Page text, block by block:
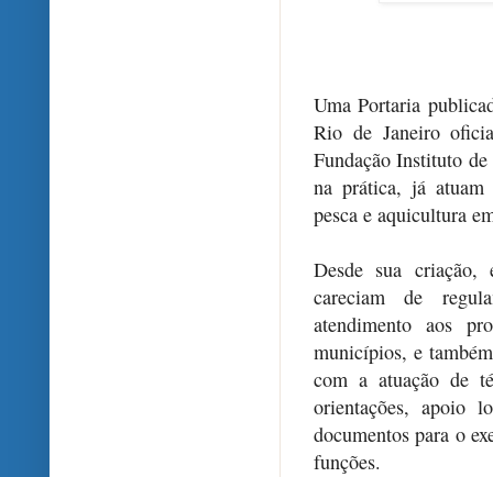
Uma Portaria
Rio de Janeiro
Fundação Instituto
na prática, já atuam
pesca e aquicultura
Desde sua
careciam de
atendimento aos
municípios, e
com a atuação de
orientações, apoio
documentos para o
funções.